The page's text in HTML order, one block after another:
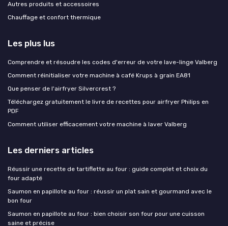
Autres produits et accessoires
Chauffage et confort thermique
Les plus lus
Comprendre et résoudre les codes d'erreur de votre lave-linge Valberg
Comment réinitialiser votre machine à café Krups à grain EA81
Que penser de l'airfryer Silvercrest ?
Téléchargez gratuitement le livre de recettes pour airfryer Philips en
PDF
Comment utiliser efficacement votre machine à laver Valberg
Les derniers articles
Réussir une recette de tartiflette au four : guide complet et choix du
four adapté
Saumon en papillote au four : réussir un plat sain et gourmand avec le
bon four
Saumon en papillote au four : bien choisir son four pour une cuisson
saine et précise